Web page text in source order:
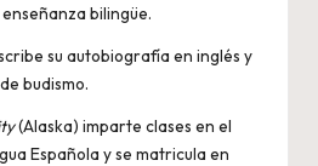
bilingüe.
su autobiografía en inglés y
budismo.
(Alaska) imparte clases en el
Española y se matricula en